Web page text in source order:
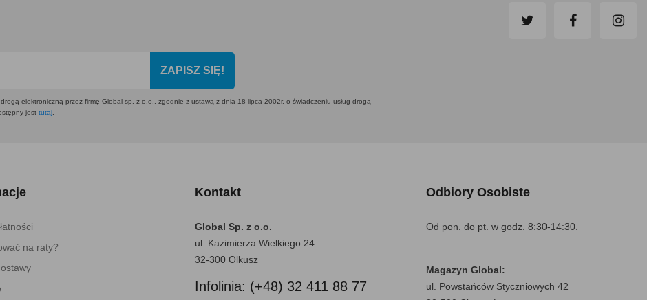
ZAPISZ SIĘ!
elektroniczną przez firmę Global sp. z o.o., zgodnie z ustawą z dnia 18 lipca 2002r. o świadczeniu usług drogą
jest tutaj
na raty?
Kontakt
Global Sp. z o.o.
ul. Kazimierza Wielkiego 24
32-300 Olkusz
Infolinia: (+48) 32 411 88 77
Odbiory Osobiste
Od pon. do pt. w godz. 8:30-14:30.
Magazyn Global:
ul. Powstańców Styczniowych 42